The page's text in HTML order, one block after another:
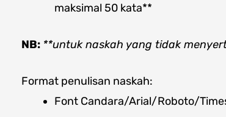
maksimal 50 kata**
NB: **untuk naskah yang tidak
Format penulisan naskah:
Font Candara/Arial/Roboto/